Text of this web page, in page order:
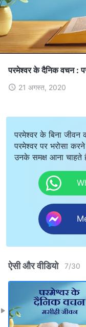
परमेश्वर के दैनिक वचन :
21 अगस्त, 2020
परमेश्वर के बिना
परमेश्वर पर भरोसा
उनके समक्ष आना चाहते
ऐसी और वीडियो 7/30